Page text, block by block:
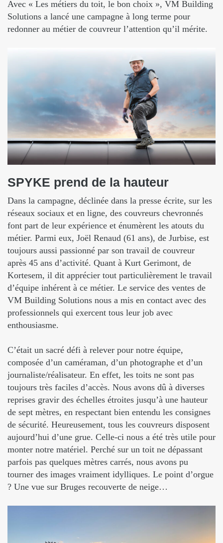
Avec « Les métiers du toit, le bon choix », VM Building
Solutions a lancé une campagne à long terme pour
redonner au métier de couvreur l’attention qu’il mérite.
SPYKE prend de la hauteur
Dans la campagne, déclinée dans la presse écrite, sur les
réseaux sociaux et en ligne, des couvreurs chevronnés
font part de leur expérience et énumèrent les atouts du
métier. Parmi eux, Joël Renaud (61 ans), de Jurbise, est
toujours aussi passionné par son travail de couvreur
après 45 ans d’activité. Quant à Kurt Gerimont, de
Kortesem, il dit apprécier tout particulièrement le travail
d’équipe inhérent à ce métier. Le service des ventes de
VM Building Solutions nous a mis en contact avec des
professionnels qui exercent tous leur job avec
enthousiasme.
C’était un sacré défi à relever pour notre équipe,
composée d’un caméraman, d’un photographe et d’un
journaliste/réalisateur. En effet, les toits ne sont pas
toujours très faciles d’accès. Nous avons dû à diverses
reprises gravir des échelles étroites jusqu’à une hauteur
de sept mètres, en respectant bien entendu les consignes
de sécurité. Heureusement, tous les couvreurs disposent
aujourd’hui d’une grue. Celle-ci nous a été très utile pour
monter notre matériel. Perché sur un toit ne dépassant
parfois pas quelques mètres carrés, nous avons pu
tourner des images vraiment idylliques. Le point d’orgue
? Une vue sur Bruges recouverte de neige…